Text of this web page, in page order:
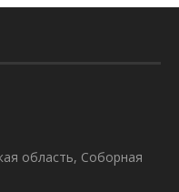
область, Соборная